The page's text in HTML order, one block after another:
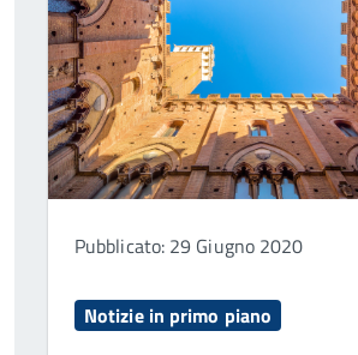
Pubblicato: 29 Giugno 2020
Notizie in primo piano